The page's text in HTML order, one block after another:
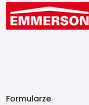
Formularze